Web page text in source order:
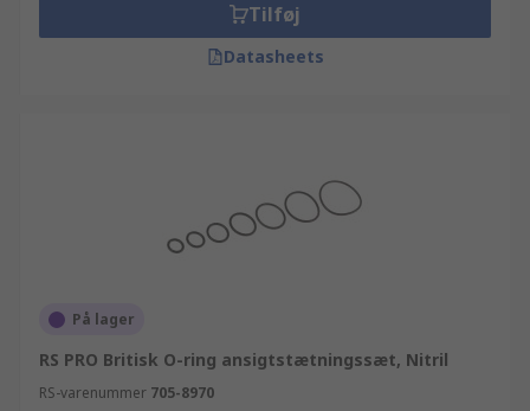
Tilføj
Datasheets
På lager
RS PRO Britisk O-ring ansigtstætningssæt, Nitril
RS-varenummer 705-8970